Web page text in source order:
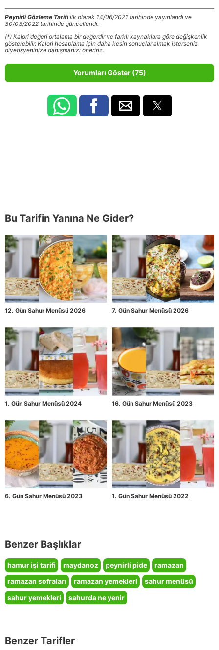
Peynirli Gözleme Tarifiilk olarak 14/06/2021 tarihinde yayınlandı ve
30/03/2022 tarihinde güncellendi.
(*) Kalori değeri ortalama bir değerdir ve farklı kaynaklara göre değişkenlik
gösterebilir. Kalori hesaplama için daha kesin sonuçlar almak isterseniz
diyetisyeninize danışmanızı öneririz.
Yorumları Göster (75)
Bu Tarifin Yanına Ne Gider?
12. Gün Sahur Menüsü 2026 7. Gün Sahur Menüsü 2026
1. Gün Sahur Menüsü 2024 16. Gün Sahur Menüsü 2023
6. Gün Sahur Menüsü 2023 1. Gün Sahur Menüsü 2022
Benzer Başlıklar
hamur işi tarifi maydanoz peynirli pide
ramazan
ramazan sofraları
ramazan yemekleri
sahur menüsü
sahur yemekleri
sahurda ne yenir
Benzer Tarifler